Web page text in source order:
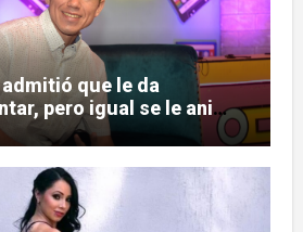
que le da
pero igual se le animó